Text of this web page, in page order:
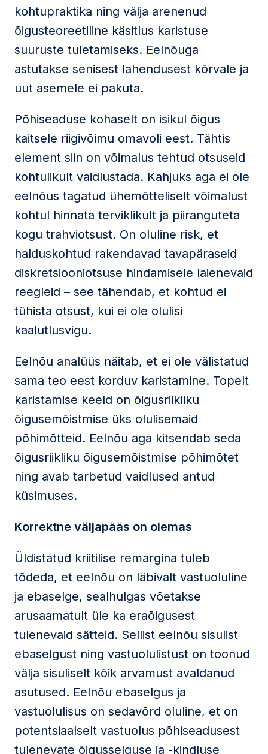
kohtupraktika ning välja arenenud
õigusteoreetiline käsitlus karistuse
suuruste tuletamiseks. Eelnõuga
astutakse senisest lahendusest kõrvale ja
uut asemele ei pakuta.
Põhiseaduse kohaselt on isikul õigus
kaitsele riigivõimu omavoli eest. Tähtis
element siin on võimalus tehtud otsuseid
kohtulikult vaidlustada. Kahjuks aga ei ole
eelnõus tagatud ühemõtteliselt võimalust
kohtul hinnata terviklikult ja piiranguteta
kogu trahviotsust. On oluline risk, et
halduskohtud rakendavad tavapäraseid
diskretsiooniotsuse hindamisele laienevaid
reegleid – see tähendab, et kohtud ei
tühista otsust, kui ei ole olulisi
kaalutlusvigu.
Eelnõu analüüs näitab, et ei ole välistatud
sama teo eest korduv karistamine. Topelt
karistamise keeld on õigusriikliku
õigusemõistmise üks olulisemaid
põhimõtteid. Eelnõu aga kitsendab seda
õigusriikliku õigusemõistmise põhimõtet
ning avab tarbetud vaidlused antud
küsimuses.
Korrektne väljapääs on olemas
Üldistatud kriitilise remargina tuleb
tõdeda, et eelnõu on läbivalt vastuoluline
ja ebaselge, sealhulgas võetakse
arusaamatult üle ka eraõigusest
tulenevaid sätteid. Sellist eelnõu sisulist
ebaselgust ning vastuolulistust on toonud
välja sisuliselt kõik arvamust avaldanud
asutused. Eelnõu ebaselgus ja
vastuolulisus on sedavõrd oluline, et on
potentsiaalselt vastuolus põhiseadusest
tulenevate õigusselguse ja -kindluse